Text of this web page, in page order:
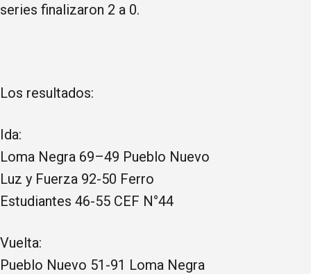
series finalizaron 2 a 0.
Los resultados:
Ida:
Loma Negra 69–49 Pueblo Nuevo
Luz y Fuerza 92-50 Ferro
Estudiantes 46-55 CEF N°44
Vuelta:
Pueblo Nuevo 51-91 Loma Negra